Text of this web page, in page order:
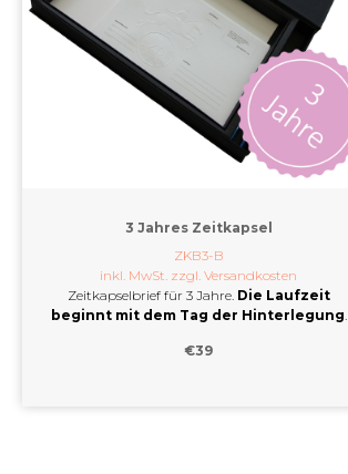
3 Jahres Zeitkapsel
ZKB3-B
inkl. MwSt. zzgl.Versandkosten
Zeitkapselbrief für 3 Jahre. Die Laufzeit
beginnt mit dem Tag der Hinterlegung.
€39